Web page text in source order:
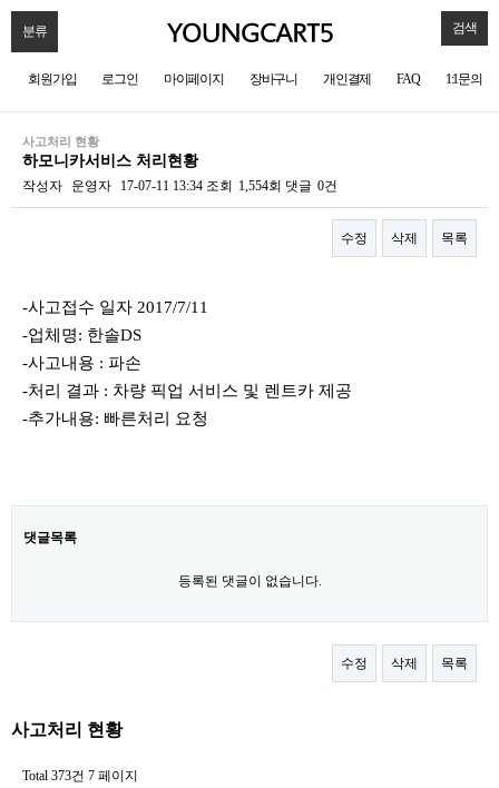
분류 검색
회원가입 로그인 마이페이지 장바구니 개인결제 FAQ 1:1문의
사고처리 현황
하모니카서비스 처리현황
작성자 운영자 17-07-11 13:34 조회 1,554회 댓글 0건
수정 삭제 목록
-사고접수 일자 2017/7/11
-업체명: 한솔DS
-사고내용 : 파손
-처리 결과 : 차량 픽업 서비스 및 렌트카 제공
-추가내용: 빠른처리 요청
댓글목록
등록된 댓글이 없습니다.
수정 삭제 목록
사고처리 현황
Total 373건 7 페이지